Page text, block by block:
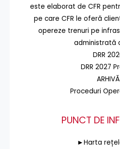
este elaborat de CFR
pe care CFR le oferă
opereze trenuri pe
administrată
DRR
DRR 2027
ARHIVĂ
Proceduri
PUNCT DE
►Harta